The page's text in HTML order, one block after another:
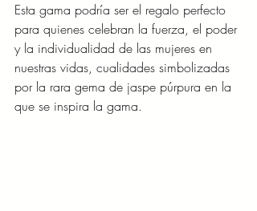
Esta gama podría ser el regalo perfecto
para quienes celebran la fuerza, el poder
y la individualidad de las mujeres en
nuestras vidas, cualidades simbolizadas
por la rara gema de jaspe púrpura en la
que se inspira la gama.